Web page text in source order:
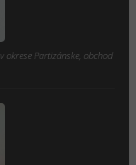
okrese Partizánske, obchod